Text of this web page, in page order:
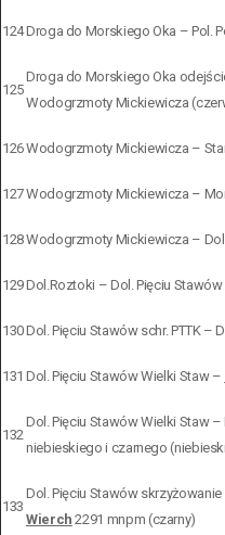
124Droga do Morskiego Oka – Pol.
125
Droga do Morskiego Oka
Wodogrzmoty Mickiewicza
126Wodogrzmoty Mickiewicza –
127Wodogrzmoty Mickiewicza –
128Wodogrzmoty Mickiewicza –
129Dol.Roztoki – Dol. Pięciu Stawów
130Dol. Pięciu Stawów schr. PTTK –
131 Dol. Pięciu Stawów Wielki Staw –
132
Dol. Pięciu Stawów Wielki Staw
niebieskiego i czarnego
133
Dol. Pięciu Stawów
Wierch 2291 mnpm (czarny)